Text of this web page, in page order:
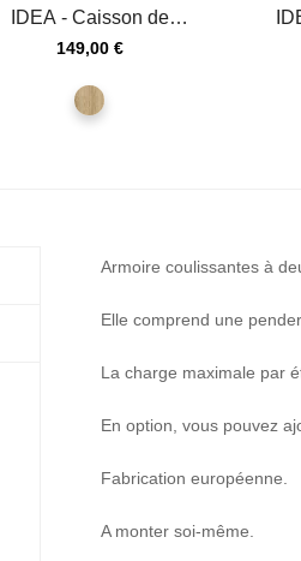
IDEA - Caisson de
rangement 3 tiroirs
Prix
149,00 €
chêne
shetland
Armoire coulissantes à
Elle comprend une
La charge maximale par
En option, vous pouvez
Fabrication européenne.
A monter soi-même.